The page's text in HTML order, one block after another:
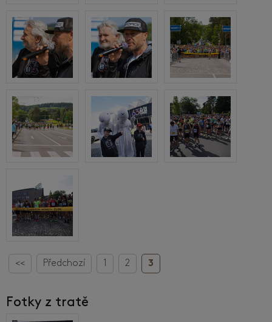
<< Předchozí 1 2 3
Fotky z tratě